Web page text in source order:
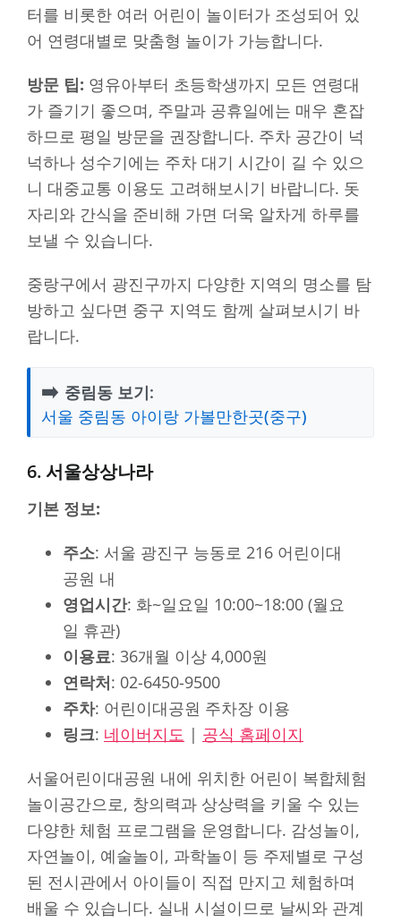
터를 비롯한 여러 어린이 놀이터가 조성되어 있
어 연령대별로 맞춤형 놀이가 가능합니다.
방문 팁: 영유아부터 초등학생까지 모든 연령대
가 즐기기 좋으며, 주말과 공휴일에는 매우 혼잡
하므로 평일 방문을 권장합니다. 주차 공간이 넉
넉하나 성수기에는 주차 대기 시간이 길 수 있으
니 대중교통 이용도 고려해보시기 바랍니다. 돗
자리와 간식을 준비해 가면 더욱 알차게 하루를
보낼 수 있습니다.
중랑구에서 광진구까지 다양한 지역의 명소를 탐
방하고 싶다면 중구 지역도 함께 살펴보시기 바
랍니다.
➡️ 중림동 보기:
서울 중림동 아이랑 가볼만한곳(중구)
6. 서울상상나라
기본 정보:
주소: 서울 광진구 능동로 216 어린이대
공원 내
영업시간: 화~일요일 10:00~18:00 (월요
일 휴관)
이용료: 36개월 이상 4,000원
연락처: 02-6450-9500
주차: 어린이대공원 주차장 이용
링크: 네이버지도 | 공식 홈페이지
서울어린이대공원 내에 위치한 어린이 복합체험
놀이공간으로, 창의력과 상상력을 키울 수 있는
다양한 체험 프로그램을 운영합니다. 감성놀이,
자연놀이, 예술놀이, 과학놀이 등 주제별로 구성
된 전시관에서 아이들이 직접 만지고 체험하며
배울 수 있습니다. 실내 시설이므로 날씨와 관계